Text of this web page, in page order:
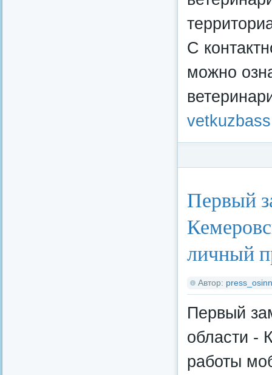
С
можно
Первый
личный
Автор:
Первый
области -
работы